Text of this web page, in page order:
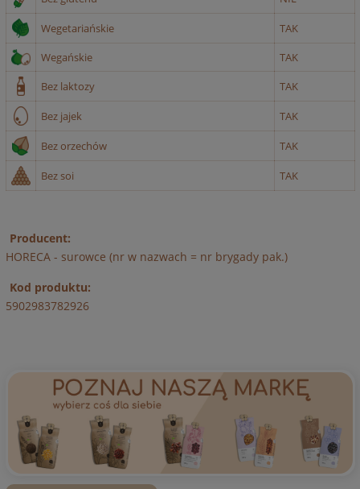
Wegetariańskie
TAK
Wegańskie
TAK
Bez laktozy
TAK
Bez jajek TAK
Bez orzechów TAK
Bez soi TAK
Producent:
HORECA - surowce (nr w nazwach = nr brygady pak.)
Kod produktu:
5902983782926